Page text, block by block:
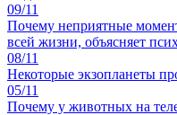
09/11
Почему неприятные
всей жизни, объясняет
08/11
Некоторые экзопланеты
05/11
Почему у животных на